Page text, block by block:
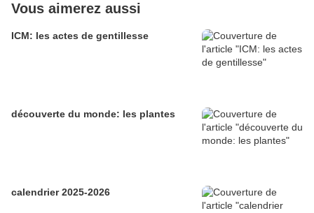
Vous aimerez aussi
ICM: les actes de gentillesse
découverte du monde: les plantes
calendrier 2025-2026